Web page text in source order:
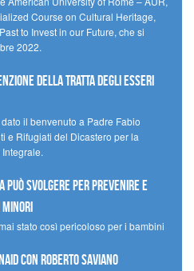
Course on Cultural Heritage,
to Invest in our Future, che si
2022.
della tratta degli esseri
il benvenuto a Padre Fabio
e Rifugiati del Dicastero per la
può svolgere per prevenire e
stato così pericoloso per i bambini
con Roberto Saviano